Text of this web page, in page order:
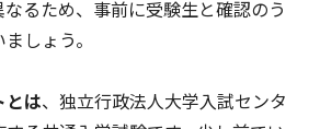
るため、事前に受験生と確認のう
しょう。
とは、独立行政法人大学入試センタ